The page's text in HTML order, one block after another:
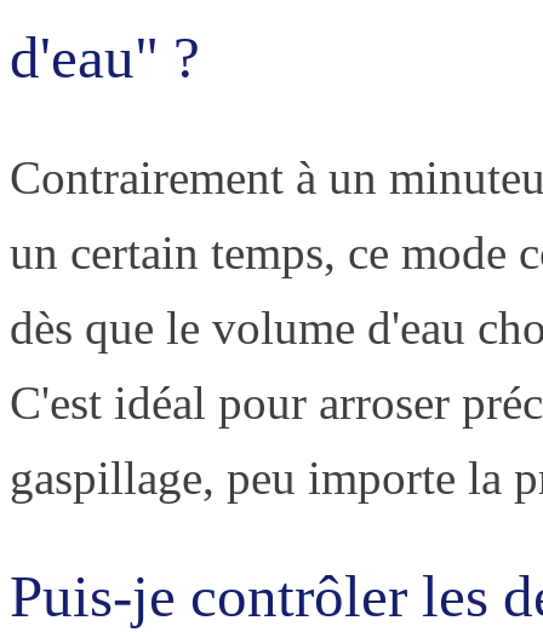
d'eau" ?
Contrairement à un
un certain temps, ce mode
dès que le volume d'eau
C'est idéal pour arroser
gaspillage, peu importe la
Puis-je contrôler les